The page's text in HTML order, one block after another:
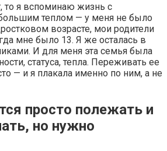
то я вспоминаю жизнь с
теплом — у меня не было
возрасте, мои родители
мне было 13. Я же осталась в
И для меня эта семья была
статуса, тепла. Переживать ее
— и я плакала именно по ним, а не
просто полежать и
но нужно